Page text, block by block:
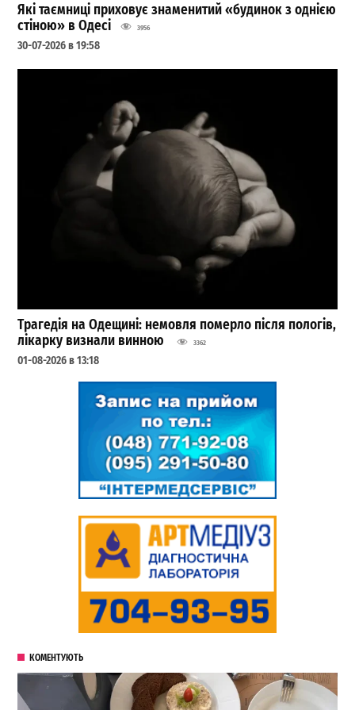
Які таємниці приховує знаменитий «будинок з однією
стіною» в Одесі
3956
30-07-2026 в 19:58
Трагедія на Одещині: немовля померло після пологів,
лікарку визнали винною
3362
01-08-2026 в 13:18
КОМЕНТУЮТЬ